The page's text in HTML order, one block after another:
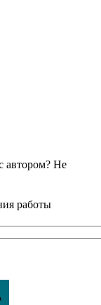
автором? Не
работы